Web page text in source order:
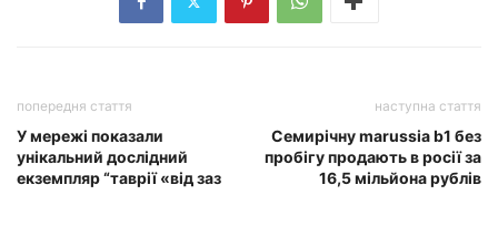
попередня стаття
У мережі показали
унікальний дослідний
екземпляр “таврії «від заз
наступна стаття
Семирічну marussia b1 без
пробігу продають в росії за
16,5 мільйона рублів